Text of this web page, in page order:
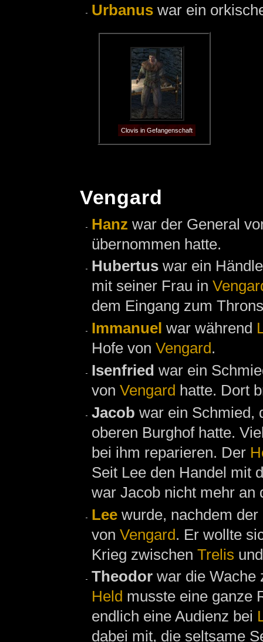
Urbanus war ein
Clovis in Gefangenschaft
Vengard
Hanz war der General
übernommen hatte.
Hubertus war ein
mit seiner Frau in
dem Eingang zum
Immanuel war während
Hofe von Vengard.
Isenfried war ein
von Vengard hatte. Dort
Jacob war ein Schmied,
oberen Burghof hatte.
bei ihm reparieren. Der
Seit Lee den Handel mit
war Jacob nicht mehr an
Lee wurde, nachdem der
von Vengard. Er wollte
Krieg zwischen Trelis
Theodor war die Wache
Held musste eine ganze
endlich eine Audienz bei
dabei mit, die seltsame